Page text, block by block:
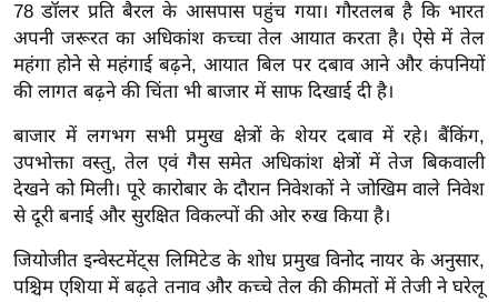
सा
हि
त्य
ग
त
ऑ
टो
व
र्ल्ड
78 डॉलर प्रति बैरल के आसपास पहुंच गया। गौरतलब है कि भारत
अपनी जरूरत का अधिकांश कच्चा तेल आयात करता है। ऐसे में तेल
महंगा होने से महंगाई बढ़ने, आयात बिल पर दबाव आने और कंपनियों
की लागत बढ़ने की चिंता भी बाजार में साफ दिखाई दी है।
बाजार में लगभग सभी प्रमुख क्षेत्रों के शेयर दबाव में रहे। बैंकिंग,
उपभोक्ता वस्तु, तेल एवं गैस समेत अधिकांश क्षेत्रों में तेज बिकवाली
देखने को मिली। पूरे कारोबार के दौरान निवेशकों ने जोखिम वाले निवेश
से दूरी बनाई और सुरक्षित विकल्पों की ओर रुख किया है।
जियोजीत इन्वेस्टमेंट्स लिमिटेड के शोध प्रमुख विनोद नायर के अनुसार,
पश्चिम एशिया में बढ़ते तनाव और कच्चे तेल की कीमतों में तेजी ने घरेलू